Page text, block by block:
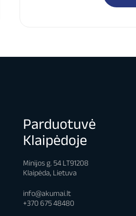
Parduotuvė
Klaipėdoje
Minijos g. 54 LT91208
Klaipėda, Lietuva
info@akumai.lt
+370 675 48480